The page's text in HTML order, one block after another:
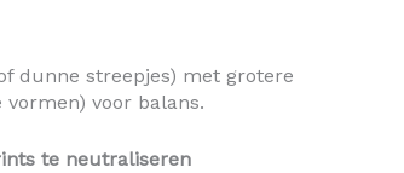
dunne streepjes) met grotere
voor balans.
te neutraliseren